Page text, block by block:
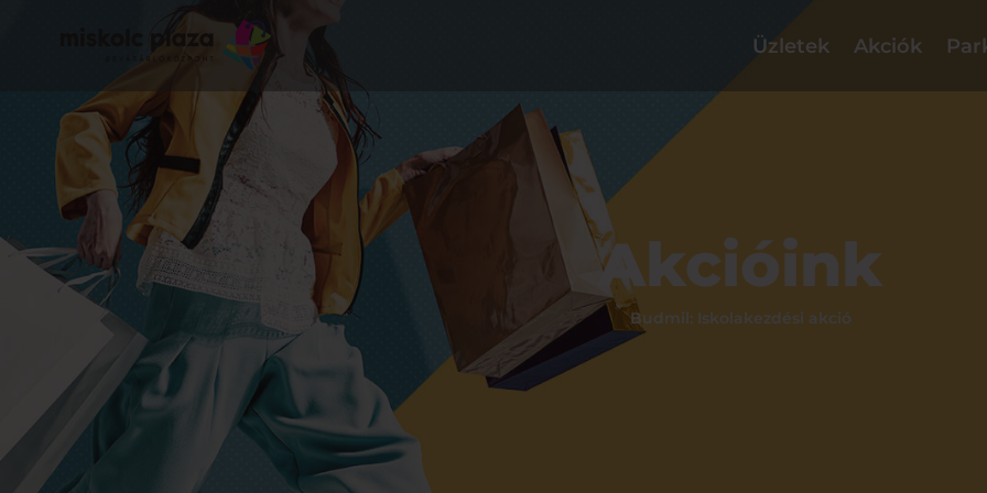
Üzletek Akciók
Akcióink
Budmil: Iskolakezdési akció